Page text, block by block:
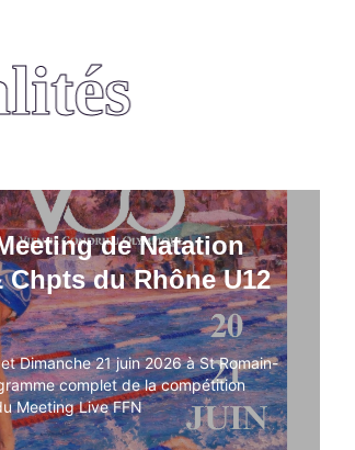
de Natation
Chpts du Rhône U12
Dimanche 21 juin 2026 à St Romain-
complet de la compétition
Meeting Live FFN
de Natation
Chpts du Rhône U12
Dimanche 21 juin 2026 à St Romain-
complet de la compétition
Meeting Live FFN